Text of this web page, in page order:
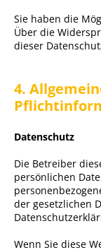
Sie haben die
Über die
dieser
4.
Datenschutz
Die Betreiber
persönlichen
der gesetzlichen
Wenn Sie diese